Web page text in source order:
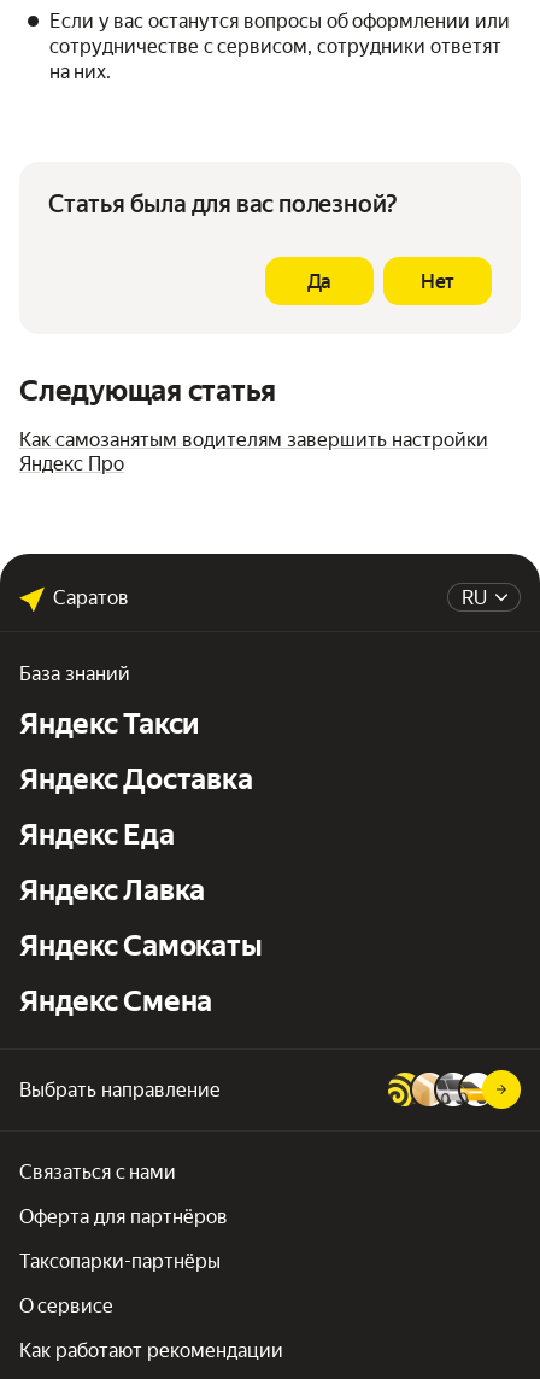
Если у вас останутся вопросы об оформлении или
сотрудничестве с сервисом, сотрудники ответят
на них.
Статья была для вас полезной?
Да Нет
Следующая статья
Как самозанятым водителям завершить настройки
Яндекс Про
RU
Саратов
База знаний
Яндекс Такси
Яндекс Доставка
Яндекс Еда
Яндекс Лавка
Яндекс Самокаты
Яндекс Смена
Выбрать направление
Связаться с нами
Оферта для партнёров
Таксопарки-партнёры
О сервисе
Как работают рекомендации